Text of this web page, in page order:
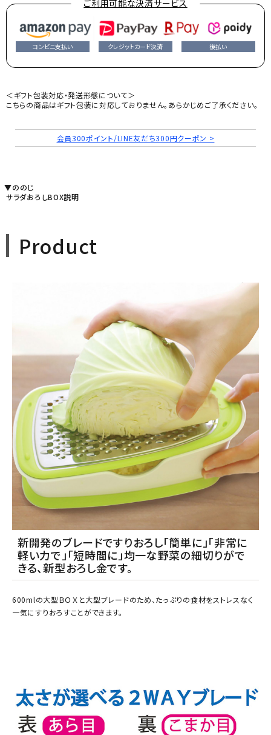
ご利用可能な決済サービス
コンビニ支払い クレジットカード決済 後払い
＜ギフト包装対応・発送形態について＞
こちらの商品はギフト包装に対応しておりません。あらかじめご了承ください。
会員300ポイント/LINE友だち300円クーポン >
▼ののじ
サラダおろしBOX説明
Product
新開発のブレードですりおろし「簡単に」「非常に
軽い力で」「短時間に」均一な野菜の細切りがで
きる、新型おろし金です。
600mlの大型ＢＯＸと大型ブレードのため、たっぷりの食材をストレスなく
一気にすりおろすことができます。